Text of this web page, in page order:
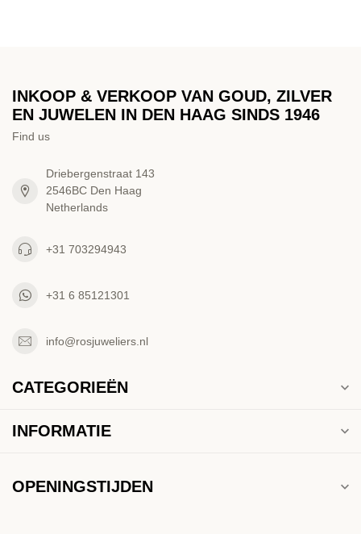
INKOOP & VERKOOP VAN GOUD, ZILVER
EN JUWELEN IN DEN HAAG SINDS 1946
Find us
Driebergenstraat 143
2546BC Den Haag
Netherlands
+31 703294943
+31 6 85121301
info@rosjuweliers.nl
CATEGORIEËN
INFORMATIE
OPENINGSTIJDEN